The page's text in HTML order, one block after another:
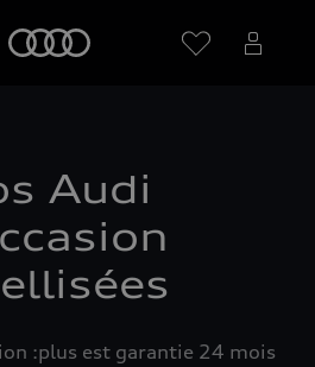
Audi
:plus est garantie 24 mois